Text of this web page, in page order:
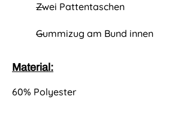
Zwei Pattentaschen
Gummizug am Bund innen
Material:
60% Polyester